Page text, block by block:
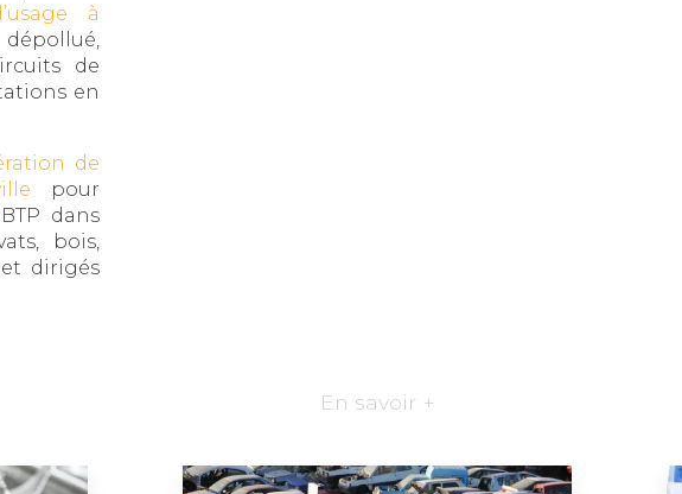
à
de
en
de
pour
dans
bois,
dirigés
En savoir +